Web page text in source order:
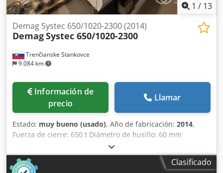
1 / 13
Trenčianske Stankovce
9.084 km
Demag Systec 650/1020-2300 (2014)
DemagSystec 650/1020-2300
Información de
precio
Llamar
Estado: muy bueno (usado), Año de fabricación: 2014,
Fuerza de cierre: 650 t Diámetro de husillo: 60 mm
Distancia entre columnas V: 1020 mm Distancia entre
columnas H: 1020 mm Tipo: Horizontal Dcodpjyzylvefx
Aqqsk Accionamiento: Hidráulico
Clasificado